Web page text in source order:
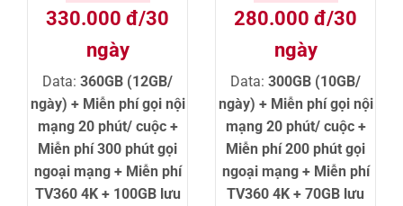
330.000 đ/30
ngày
Data: 360GB (12GB/
ngày) + Miễn phí gọi nội
mạng 20 phút/ cuộc +
Miễn phí 300 phút gọi
ngoại mạng + Miễn phí
TV360 4K + 100GB lưu
280.000 đ/30
ngày
Data: 300GB (10GB/
ngày) + Miễn phí gọi nội
mạng 20 phút/ cuộc +
Miễn phí 200 phút gọi
ngoại mạng + Miễn phí
TV360 4K + 70GB lưu